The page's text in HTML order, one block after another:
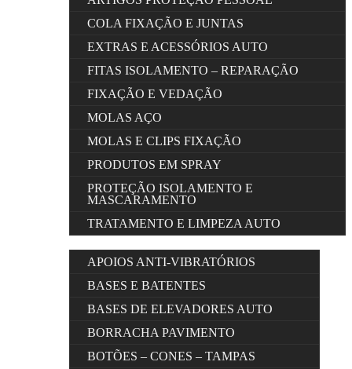
COLA FIXAÇÃO E JUNTAS
EXTRAS E ACESSÓRIOS AUTO
FITAS ISOLAMENTO – REPARAÇÃO
FIXAÇÃO E VEDAÇÃO
MOLAS AÇO
MOLAS E CLIPS FIXAÇÃO
PRODUTOS EM SPRAY
PROTEÇÃO ISOLAMENTO E
MASCARAMENTO
TRATAMENTO E LIMPEZA AUTO
APOIOS ANTI-VIBRATÓRIOS
BASES E BATENTES
BASES DE ELEVADORES AUTO
BORRACHA PAVIMENTO
BOTÕES – CONES – TAMPAS